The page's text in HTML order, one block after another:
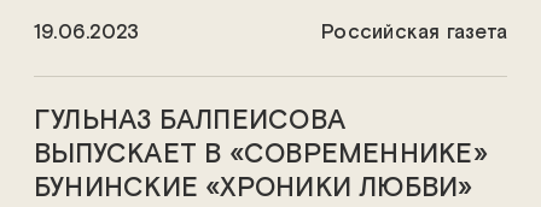
19.06.2023 Российская газета
ГУЛЬНАЗ БАЛПЕИСОВА
ВЫПУСКАЕТ В «СОВРЕМЕННИКЕ»
БУНИНСКИЕ «ХРОНИКИ ЛЮБВИ»